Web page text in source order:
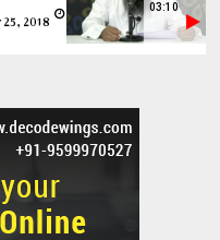
2018 03:10